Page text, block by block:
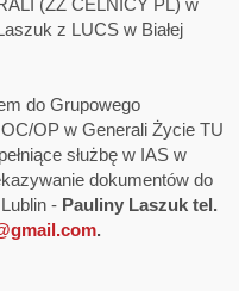
z LUCS w Białej
do Grupowego
OP w Generali Życie TU
służbę w IAS w
dokumentów do
- Pauliny Laszuk tel.
.